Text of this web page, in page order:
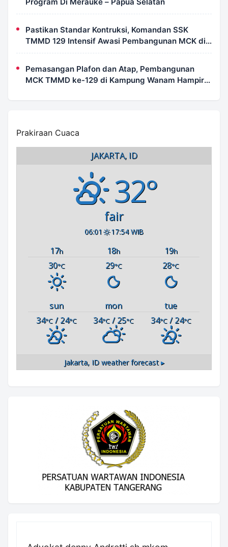
Pastikan Standar Kontruksi, Komandan SSK
TMMD 129 Intensif Awasi Pembangunan MCK di
Wanam
Pemasangan Plafon dan Atap, Pembangunan
MCK TMMD ke-129 di Kampung Wanam Hampir
Prakiraan Cuaca
JAKARTA, ID
32°
fair
06:01 17:54 WIB
17h 18h 19h
30°C 29°C 28°C
sun mon
tue
34°C / 24°C 34°C / 25°C 34°C/ 24°C
Jakarta, IDweather forecast ▸